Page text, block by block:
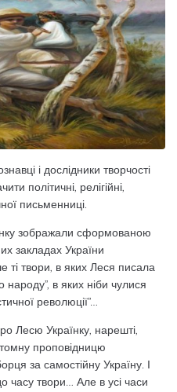
і дослідники творчості
політичні, релігійні,
письмен­ниці.
зображали сформованою
закладах України
ті твори, в яких Ле­ся писала
в яких ніби чулися
революції”…
Лесю Українку, нарешті,
проповідницю
за самостійну Україну. І
часу твори… Але в усі часи